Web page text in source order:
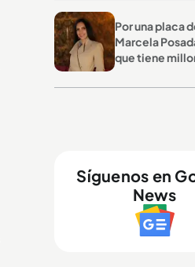
Por una placa
Marcela
que tiene
Síguenos en
News